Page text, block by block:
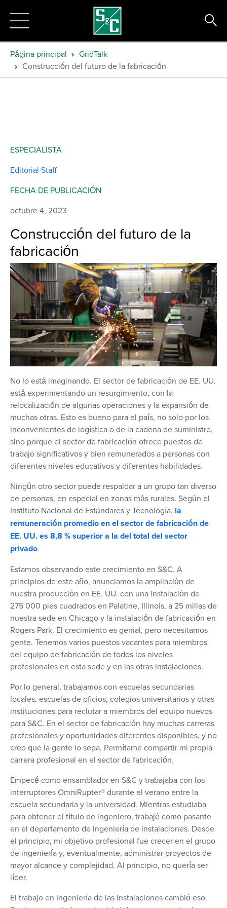
Página principal
GridTalk
Construcción del futuro de la fabricación
Construcción del futuro de la
fabricación
No lo está imaginando. El sector de fabricación de EE. UU.
está experimentando un resurgimiento, con la
relocalización de algunas operaciones y la expansión de
muchas otras. Esto es bueno para el país, no solo por los
inconvenientes de logística o de la cadena de suministro,
sino porque el sector de fabricación ofrece puestos de
trabajo significativos y bien remunerados a personas con
diferentes niveles educativos y diferentes habilidades.
Ningún otro sector puede respaldar a un grupo tan diverso
de personas, en especial en zonas más rurales. Según el
Instituto Nacional de Estándares y Tecnología, la
remuneración promedio en el sector de fabricación de
EE. UU. es 8,8 % superior a la del total del sector
privado.
Estamos observando este crecimiento en S&C. A
principios de este año, anunciamos la ampliación de
nuestra producción en EE. UU. con una instalación de
275 000 pies cuadrados en Palatine, Illinois, a 25 millas de
nuestra sede en Chicago y la instalación de fabricación en
Rogers Park. El crecimiento es genial, pero necesitamos
gente. Tenemos varios puestos vacantes para miembros
del equipo de fabricación de todos los niveles
profesionales en esta sede y en las otras instalaciones.
Por lo general, trabajamos con escuelas secundarias
locales, escuelas de oficios, colegios universitarios y otras
instituciones para reclutar a miembros del equipo nuevos
para S&C. En el sector de fabricación hay muchas carreras
profesionales y oportunidades diferentes disponibles, y no
creo que la gente lo sepa. Permítame compartir mi propia
carrera profesional en el sector de fabricación.
Empecé como ensamblador en S&C y trabajaba con los
interruptores OmniRupter® durante el verano entre la
escuela secundaria y la universidad. Mientras estudiaba
para obtener el título de ingeniero, trabajé como pasante
en el departamento de Ingeniería de instalaciones. Desde
el principio, mi objetivo profesional fue crecer en el grupo
de ingeniería y, eventualmente, administrar proyectos de
mayor alcance y complejidad. Al principio, no quería ser
líder.
El trabajo en Ingeniería de las instalaciones cambió eso.
ESPECIALISTA
Editorial Staff
FECHA DE PUBLICACIÓN
octubre 4, 2023